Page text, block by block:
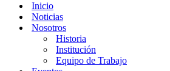
Inicio
Noticias
Nosotros
Historia
Institución
Equipo de Trabajo